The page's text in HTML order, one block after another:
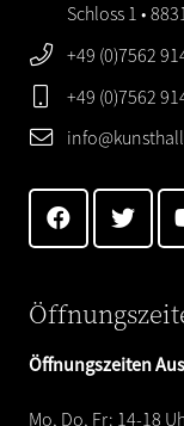
Schloss 1 •
+49 (0)7562
+49 (0)7562
Öffnungszeiten
Mo, Do, Fr: 14-18